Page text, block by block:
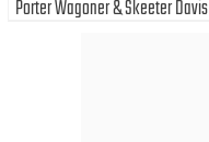
Porter Wagoner Skeeter Davis